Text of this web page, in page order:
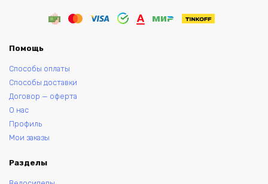
Помощь
Способы оплаты
Способы доставки
Договор — оферта
О нас
Профиль
Мои заказы
Разделы